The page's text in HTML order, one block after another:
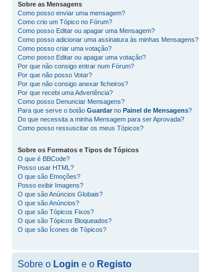
Sobre as Mensagens
Como posso enviar uma mensagem?
Como crio um Tópico no Fórum?
Como posso Editar ou apagar uma Mensagem?
Como posso adicionar uma assinatura às minhas Mensagens?
Como posso criar uma votação?
Como posso Editar ou apagar uma votação?
Por que não consigo entrar num Fórum?
Por que não posso Votar?
Por que não consigo anexar ficheiros?
Por que recebi uma Advertência?
Como posso Denunciar Mensagens?
Para que serve o botão Guardar no Painel de Mensagens?
Do que necessita a minha Mensagem para ser Aprovada?
Como posso ressuscitar os meus Tópicos?
Sobre os Formatos e Tipos de Tópicos
O que é BBCode?
Posso usar HTML?
O que são Emoções?
Posso exibir Imagens?
O que são Anúncios Globais?
O que são Anúncios?
O que são Tópicos Fixos?
O que são Tópicos Bloqueados?
O que são Ícones de Tópicos?
Sobre o Login e o Registo